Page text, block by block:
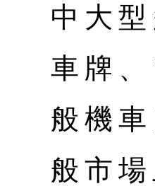
中大
車牌
般機
般市